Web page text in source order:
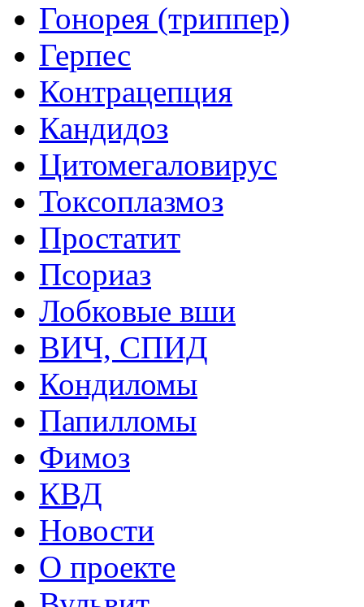
Гонорея (триппер)
Герпес
Контрацепция
Кандидоз
Цитомегаловирус
Токсоплазмоз
Простатит
Псориаз
Лобковые вши
ВИЧ, СПИД
Кондиломы
Папилломы
Фимоз
КВД
Новости
О проекте